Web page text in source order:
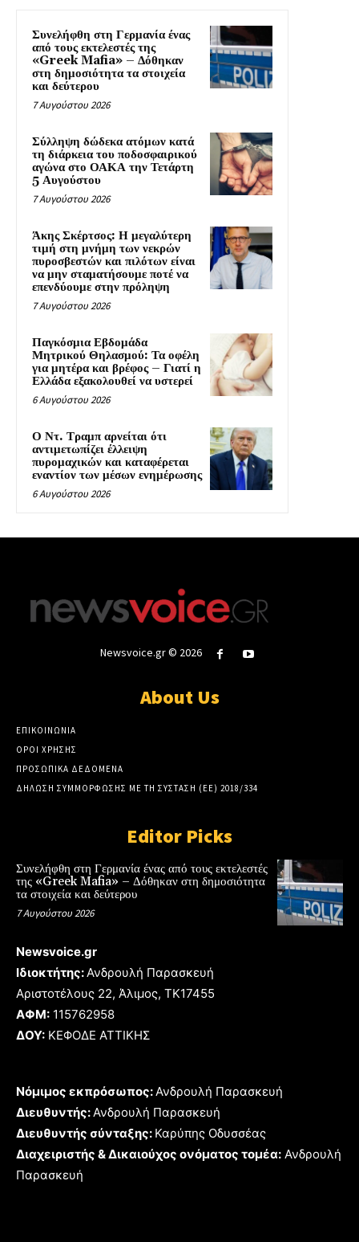
Συνελήφθη στη Γερμανία ένας
από τους εκτελεστές της
«Greek Mafia» – Δόθηκαν
στη δημοσιότητα τα στοιχεία
και δεύτερου
7 Αυγούστου 2026
Σύλληψη δώδεκα ατόμων κατά
τη διάρκεια του ποδοσφαιρικού
αγώνα στο ΟΑΚΑ την Τετάρτη
5 Αυγούστου
7 Αυγούστου 2026
Άκης Σκέρτσος: Η μεγαλύτερη
τιμή στη μνήμη των νεκρών
πυροσβεστών και πιλότων είναι
να μην σταματήσουμε ποτέ να
επενδύουμε στην πρόληψη
7 Αυγούστου 2026
Παγκόσμια Εβδομάδα
Μητρικού Θηλασμού: Τα οφέλη
για μητέρα και βρέφος – Γιατί η
Ελλάδα εξακολουθεί να υστερεί
6 Αυγούστου 2026
Ο Ντ. Τραμπ αρνείται ότι
αντιμετωπίζει έλλειψη
πυρομαχικών και καταφέρεται
εναντίον των μέσων ενημέρωσης
6 Αυγούστου 2026
Newsvoice.gr © 2026
About Us
ΕΠΙΚΟΙΝΩΝΙΑ
ΟΡΟΙ ΧΡΗΣΗΣ
ΠΡΟΣΩΠΙΚΑ ΔΕΔΟΜΕΝΑ
ΔΗΛΩΣΗ ΣΥΜΜΟΡΦΩΣΗΣ ΜΕ ΤΗ ΣΥΣΤΑΣΗ (ΕΕ) 2018/334
Editor Picks
Συνελήφθη στη Γερμανία ένας από τους εκτελεστές
της «Greek Mafia» – Δόθηκαν στη δημοσιότητα
τα στοιχεία και δεύτερου
7 Αυγούστου 2026
Newsvoice.gr
Ιδιοκτήτης:Ανδρουλή Παρασκευή
Αριστοτέλους 22, Άλιμος, TK17455
ΑΦΜ: 115762958
ΔΟΥ: ΚΕΦΟΔΕ ΑΤΤΙΚΗΣ
Νόμιμος εκπρόσωπος:Ανδρουλή Παρασκευή
Διευθυντής:Ανδρουλή Παρασκευή
Διευθυντής σύνταξης: Καρύπης Οδυσσέας
Διαχειριστής & Δικαιούχος ονόματος τομέα: Ανδρουλή
Παρασκευή